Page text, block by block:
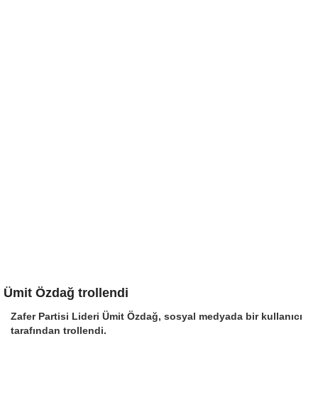
Ümit Özdağ trollendi
Zafer Partisi Lideri Ümit Özdağ, sosyal medyada bir kullanıcı
tarafından trollendi.